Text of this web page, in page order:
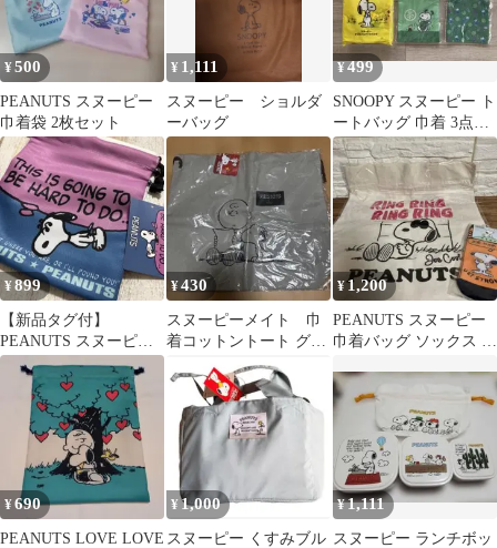
¥500
PEANUTS スヌーピー
巾着袋 2枚セット
¥ 1,111
スヌーピー ショルダ
ーバッグ
¥499
SNOOPY スヌーピー ト
ートバッグ 巾着 3点セ
ット
¥899
【新品タグ付】
PEANUTS スヌーピー
巾着ポーチ
¥430
スヌーピーメイト 巾
着コットントート グレ
¥1,200
PEANUTS スヌーピー
巾着バッグ ソックス セ
¥690
PEANUTS LOVE LOVE
¥ 1,000
スヌーピー くすみブル
¥1,111
スヌーピー ランチボッ